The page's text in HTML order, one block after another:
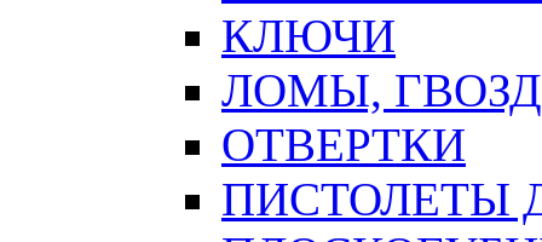
КЛЮЧИ
ЛОМЫ,
ОТВЕРТКИ
ПИСТОЛЕТЫ